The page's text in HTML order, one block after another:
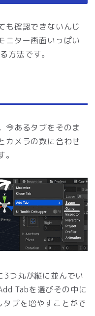
も確認できないんじ
ニター画面いっぱい
方法です。
今あるタブをそのま
カメラの数に合わせ
3つ丸が縦に並んでい
Tabを選びその中に
ブを増やすことがで